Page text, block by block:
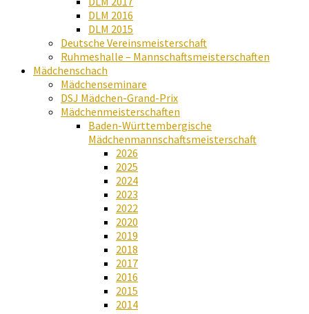
DLM 2016
DLM 2015
Deutsche Vereinsmeisterschaft
Ruhmeshalle – Mannschaftsmeisterschaften
Mädchenschach
Mädchenseminare
DSJ Mädchen-Grand-Prix
Mädchenmeisterschaften
Baden-Württembergische
Mädchenmannschaftsmeisterschaft
2026
2025
2024
2023
2022
2020
2019
2018
2017
2016
2015
2014